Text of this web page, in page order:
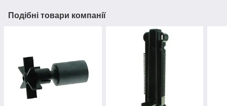
Подібні товари компанії